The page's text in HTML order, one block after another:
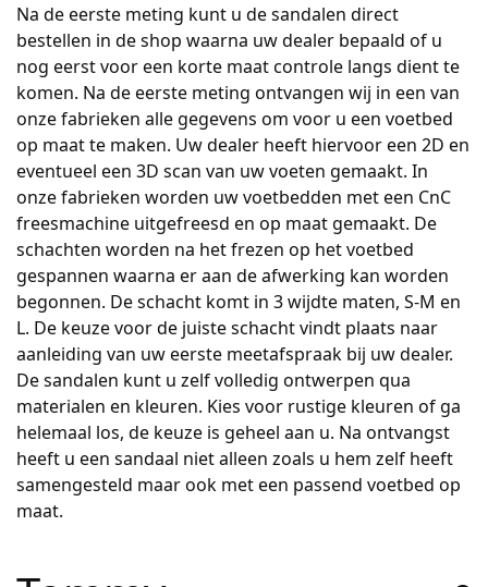
Na de eerste meting kunt u de sandalen direct
bestellen in de shop waarna uw dealer bepaald of u
nog eerst voor een korte maat controle langs dient te
komen. Na de eerste meting ontvangen wij in een van
onze fabrieken alle gegevens om voor u een voetbed
op maat te maken. Uw dealer heeft hiervoor een 2D en
eventueel een 3D scan van uw voeten gemaakt. In
onze fabrieken worden uw voetbedden met een CnC
freesmachine uitgefreesd en op maat gemaakt. De
schachten worden na het frezen op het voetbed
gespannen waarna er aan de afwerking kan worden
begonnen. De schacht komt in 3 wijdte maten, S-M en
L. De keuze voor de juiste schacht vindt plaats naar
aanleiding van uw eerste meetafspraak bij uw dealer.
De sandalen kunt u zelf volledig ontwerpen qua
materialen en kleuren. Kies voor rustige kleuren of ga
helemaal los, de keuze is geheel aan u. Na ontvangst
heeft u een sandaal niet alleen zoals u hem zelf heeft
samengesteld maar ook met een passend voetbed op
maat.